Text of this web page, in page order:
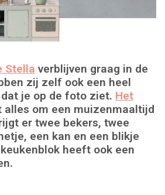
Stella verblijven graag in de
zij zelf ook een heel
je op de foto ziet. Het
alles om een muizenmaaltijd
er twee bekers, twee
een kan en een blikje
heeft ook een